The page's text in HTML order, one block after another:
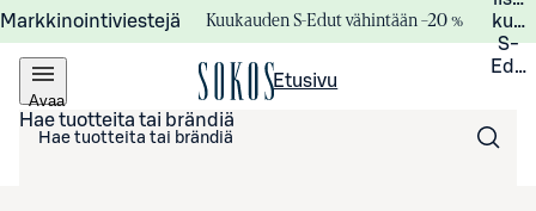
Markkinointiviestejä Kuukauden S-Edut vähintään –20 %
S-
Avaa
valikko
Etusivu
Hae tuotteita tai brändiä